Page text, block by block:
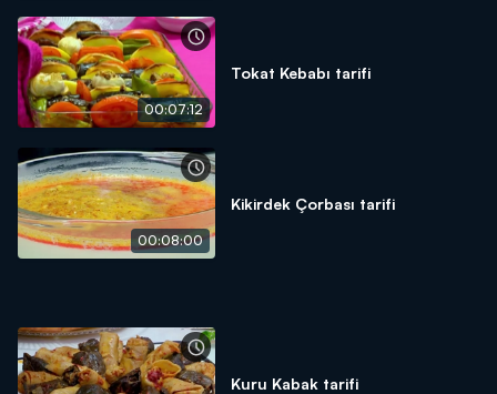
00:07:12
Tokat Kebabı tarifi
00:08:00
Kikirdek Çorbası tarifi
Kuru Kabak tarifi